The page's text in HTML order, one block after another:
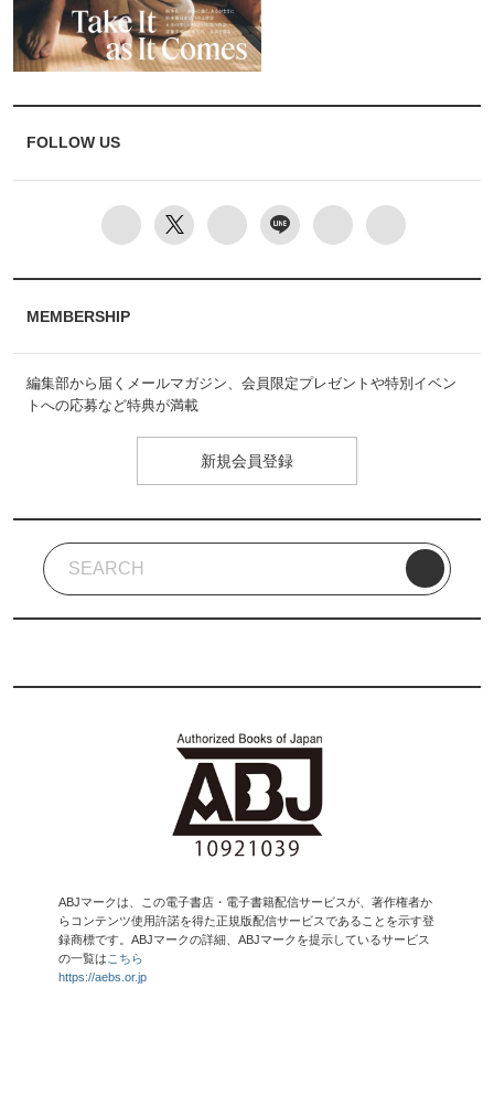
FOLLOW US
MEMBERSHIP
編集部から届くメールマガジン、会員限定プレゼントや特別イベン
トへの応募など特典が満載
新規会員登録
ABJマークは、この電子書店・電子書籍配信サービスが、著作権者か
らコンテンツ使用許諾を得た正規版配信サービスであることを示す登
録商標です。ABJマークの詳細、ABJマークを提示しているサービス
の一覧は こちら
https://aebs.or.jp